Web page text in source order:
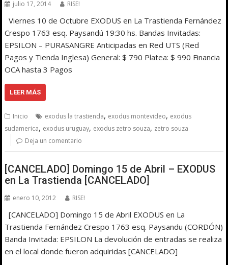
julio 17, 2014 RISE!
Viernes 10 de Octubre EXODUS en La Trastienda Fernández
Crespo 1763 esq. Paysandú 19:30 hs. Bandas Invitadas:
EPSILON – PURASANGRE Anticipadas en Red UTS (Red
Pagos y Tienda Inglesa) General: $ 790 Platea: $ 990 Financia
OCA hasta 3 Pagos
LEER MÁS
Inicio exodus la trastienda, exodus montevideo, exodus
sudamerica, exodus uruguay, exodus zetro souza, zetro souza
Deja un comentario
[CANCELADO] Domingo 15 de Abril – EXODUS
en La Trastienda [CANCELADO]
enero 10, 2012 RISE!
[CANCELADO] Domingo 15 de Abril EXODUS en La
Trastienda Fernández Crespo 1763 esq. Paysandu (CORDÓN)
Banda Invitada: EPSILON La devolución de entradas se realiza
en el local donde fueron adquiridas [CANCELADO]